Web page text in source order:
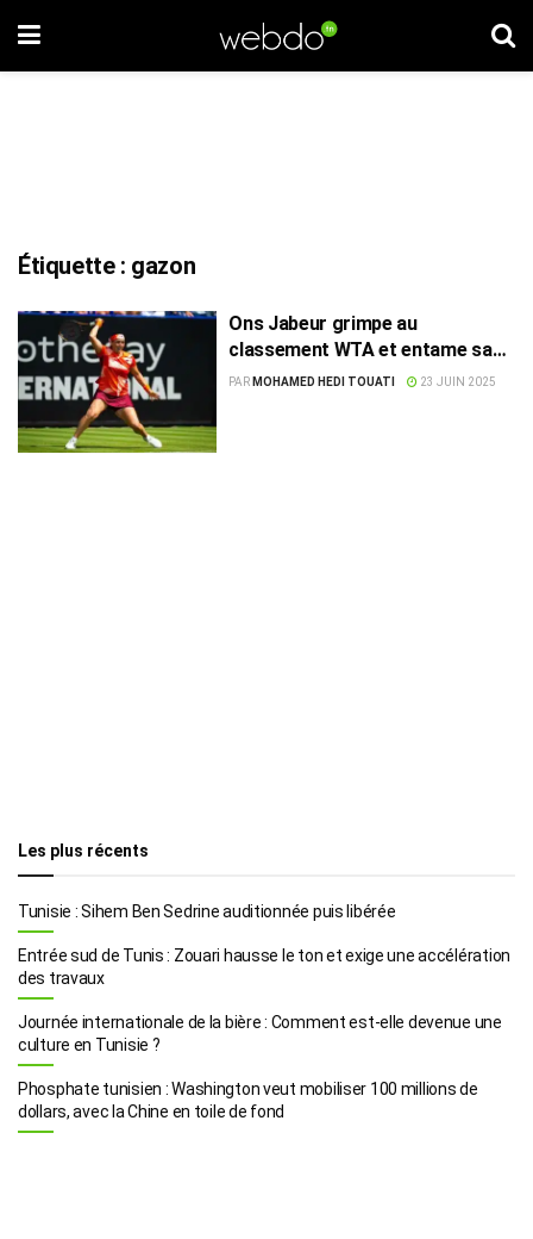
Étiquette : gazon
Ons Jabeur grimpe au
classement WTA et entame sa
campagne à Eastbourne
PAR MOHAMED HEDI TOUATI 23 JUIN 2025
Les plus récents
Tunisie : Sihem Ben Sedrine auditionnée puis libérée
Entrée sud de Tunis : Zouari hausse le ton et exige une accélération
des travaux
Journée internationale de la bière : Comment est-elle devenue une
culture en Tunisie ?
Phosphate tunisien : Washington veut mobiliser 100 millions de
dollars, avec la Chine en toile de fond